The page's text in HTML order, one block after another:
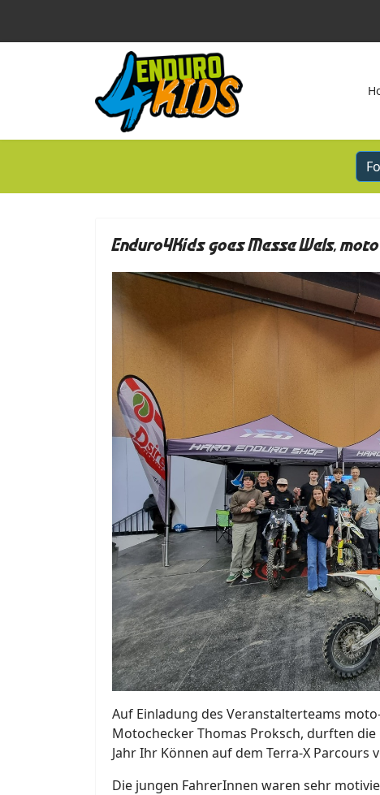
Enduro4Kids goes Messe Wels,
Auf Einladung des Veranstalterteams
Motochecker Thomas Proksch, durften
Jahr Ihr Können auf dem Terra-X Parcours
Die jungen FahrerInnen waren sehr